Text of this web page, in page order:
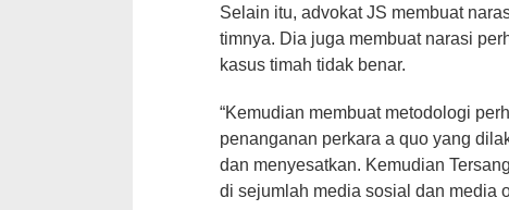
Selain itu, advokat JS membuat
timnya. Dia juga membuat narasi
kasus timah tidak benar.
“Kemudian membuat metodologi
penanganan perkara a quo yang
dan menyesatkan. Kemudian
di sejumlah media sosial dan media